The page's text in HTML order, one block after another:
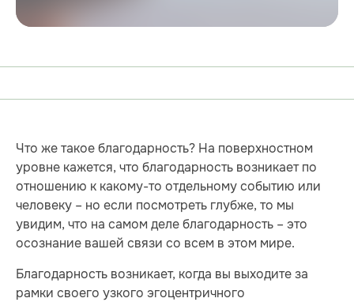
Что же такое благодарность? На поверхностном
уровне кажется, что благодарность возникает по
отношению к какому-то отдельному событию или
человеку – но если посмотреть глубже, то мы
увидим, что на самом деле благодарность – это
осознание вашей связи со всем в этом мире.
Благодарность возникает, когда вы выходите за
рамки своего узкого эгоцентричного